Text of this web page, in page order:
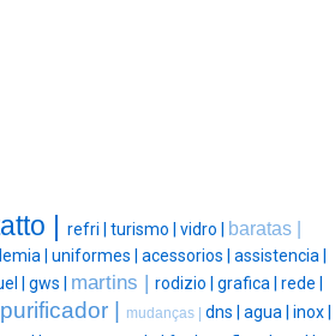
| refri | turismo | vidro | baratas |
| uniformes | acessorios | assistencia |
| gws | martins | rodizio | grafica | rede |
purificador | mudanças | dns | agua | inox |